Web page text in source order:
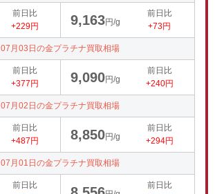
前日比
+229円
9,163円/g
前日比
+73円
07月03日の金プラチナ買取相場
前日比
+377円
9,090円/g
前日比
+240円
07月02日の金プラチナ買取相場
前日比
+487円
8,850円/g
前日比
+294円
07月01日の金プラチナ買取相場
前日比
前日比